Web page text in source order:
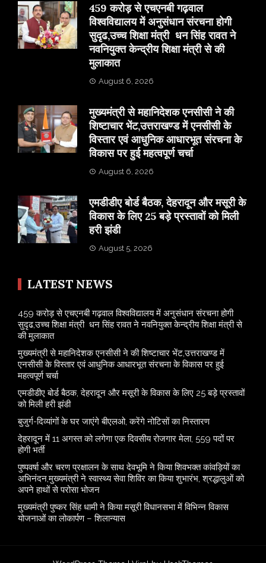
459 करोड़ से एचएनबी गढ़वाल
विश्वविद्यालय में अनुसंधान संरचना होगी
सुदृढ,उच्च शिक्षा मंत्री धन सिंह रावत ने
नवनियुक्त केन्द्रीय शिक्षा मंत्री से की
मुलाकात
August 6, 2026
मुख्यमंत्री से महानिदेशक एनसीसी ने की
शिष्टाचार भेंट,उत्तराखण्ड में एनसीसी के
विस्तार एवं आधुनिक आधारभूत संरचना के
विकास पर हुई महत्वपूर्ण चर्चा
August 6, 2026
एमडीडीए बोर्ड बैठक, देहरादून और मसूरी के
विकास के लिए 25 बड़े प्रस्तावों को मिली
हरी झंडी
August 5, 2026
LATEST NEWS
459 करोड़ से एचएनबी गढ़वाल विश्वविद्यालय में अनुसंधान संरचना होगी
सुदृढ,उच्च शिक्षा मंत्री धन सिंह रावत ने नवनियुक्त केन्द्रीय शिक्षा मंत्री से
की मुलाकात
मुख्यमंत्री से महानिदेशक एनसीसी ने की शिष्टाचार भेंट,उत्तराखण्ड में
एनसीसी के विस्तार एवं आधुनिक आधारभूत संरचना के विकास पर हुई
महत्वपूर्ण चर्चा
एमडीडीए बोर्ड बैठक, देहरादून और मसूरी के विकास के लिए 25 बड़े प्रस्तावों
को मिली हरी झंडी
बुजुर्ग-दिव्यांगों के घर जाएंगे बीएलओ, करेंगे नोटिसों का निस्तारण
​देहरादून में 11 अगस्त को लगेगा एक दिवसीय रोजगार मेला, 559 पदों पर
होगी भर्ती
पुष्पवर्षा और चरण प्रक्षालन के साथ देवभूमि ने किया शिवभक्त कांवड़ियों का
अभिनंदन,मुख्यमंत्री ने स्वास्थ्य सेवा शिविर का किया शुभारंभ, श्रद्धालुओं को
अपने हाथों से परोसा भोजन
मुख्यमंत्री पुष्कर सिंह धामी ने किया मसूरी विधानसभा में विभिन्न विकास
योजनाओं का लोकार्पण – शिलान्यास